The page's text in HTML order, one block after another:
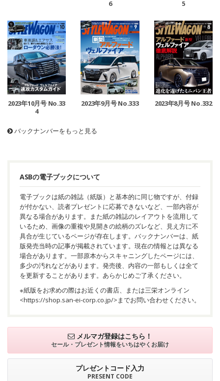
6 5
2023年10月号 No.33
4
2023年9月号 No.333 2023年8月号 No.332
バックナンバーをもっと見る
ASBの電子ブックについて
電子ブックは紙の雑誌（紙版）と基本的に同じ物ですが、付録
が付かない、読者プレゼントに応募できないなど、一部内容が
異なる場合があります。また紙の雑誌のレイアウトを流用して
いるため、画像の重複や見開きの絵柄のズレなど、見え方に不
具合が生じているページが存在します。バックナンバーは、紙
版発売当時の記事が掲載されています。現在の情報とは異なる
場合があります。一部原本からスキャニングしたページには、
多少の汚れなどがあります。発売後、内容の一部もしくは全て
を更新することがあります。あらかじめご了承ください。
※紙版をお求めの際はお近くの書店、または三栄オンライン
<https://shop.san-ei-corp.co.jp/>までお問い合わせください。
メルマガ登録はこちら！
セール・プレゼント情報をいちはやくお届け
プレゼントコード入力
PRESENT CODE